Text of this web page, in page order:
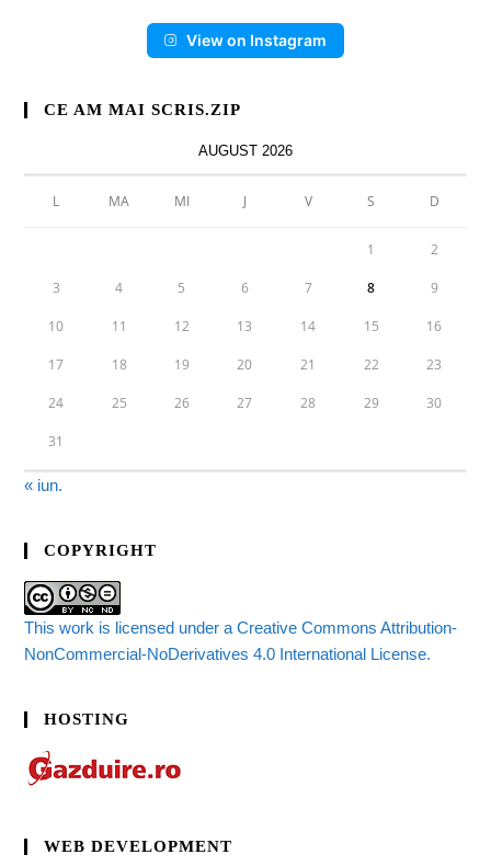
View on Instagram
CE AM MAI SCRIS.ZIP
AUGUST 2026
L MA MI J V S D
1 2
3 4 5 6 7 8 9
10 11 12 13 14 15 16
17 18 19 20 21 22 23
24 25 26 27 28 29 30
31
« iun.
COPYRIGHT
This work is licensed under a Creative Commons Attribution-
NonCommercial-NoDerivatives 4.0 International License.
HOSTING
WEB DEVELOPMENT